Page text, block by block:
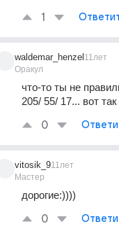
1
waldemar_henzel
Оракул
11лет
что-то ты не
205/ 55/ 17... вот
0
vitosik_9
Мастер
11лет
дорогие:))))
0